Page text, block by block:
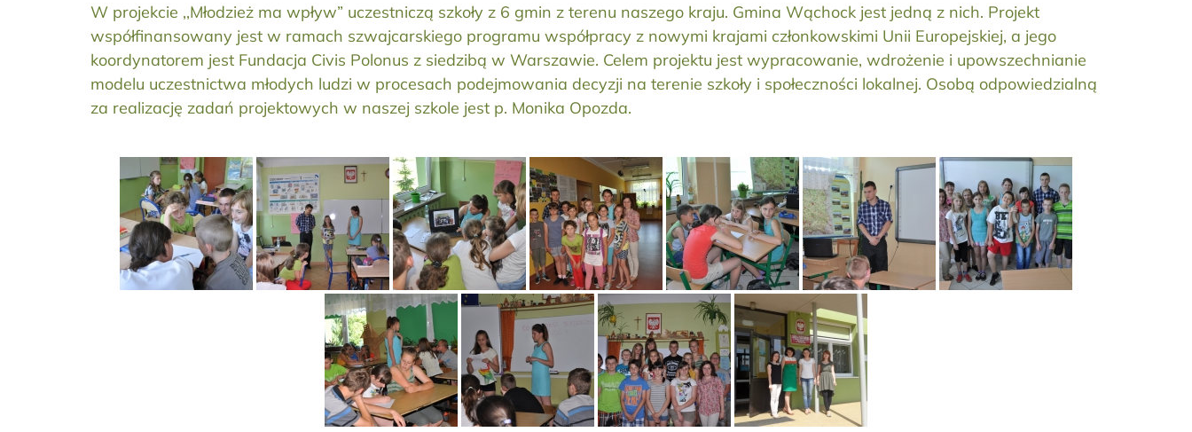
W projekcie ,,Młodzież ma wpływ” uczestniczą szkoły z 6 gmin z terenu naszego kraju. Gmina Wąchock jest jedną z nich. Projekt
współfinansowany jest w ramach szwajcarskiego programu współpracy z nowymi krajami członkowskimi Unii Europejskiej, a jego
koordynatorem jest Fundacja Civis Polonus z siedzibą w Warszawie. Celem projektu jest wypracowanie, wdrożenie i upowszechnianie
modelu uczestnictwa młodych ludzi w procesach podejmowania decyzji na terenie szkoły i społeczności lokalnej. Osobą odpowiedzialną
za realizację zadań projektowych w naszej szkole jest p. Monika Opozda.